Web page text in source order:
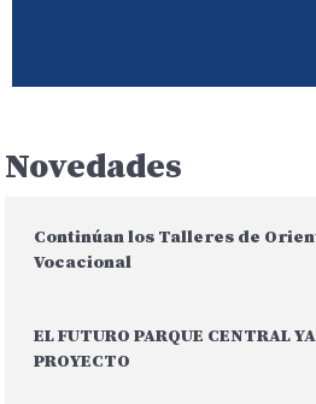
Novedades
Continúan los Talleres de
Vocacional
EL FUTURO PARQUE CENTRAL
PROYECTO